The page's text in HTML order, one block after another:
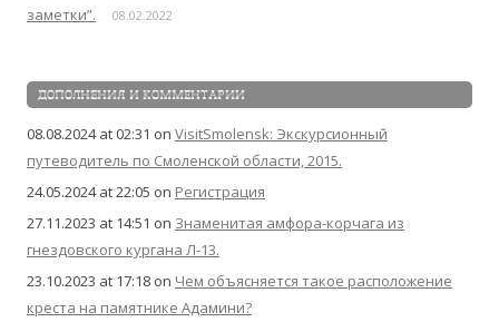
заметки”.
08.02.2022
ДОПОЛНЕНИЯ И КОММЕНТАРИИ
08.08.2024 at 02:31 on VisitSmolensk: Экскурсионный
путеводитель по Смоленской области, 2015.
24.05.2024 at 22:05 on Регистрация
27.11.2023 at 14:51 on Знаменитая амфора-корчага из
гнездовского кургана Л-13.
23.10.2023 at 17:18 on Чем объясняется такое расположение
креста на памятнике Адамини?